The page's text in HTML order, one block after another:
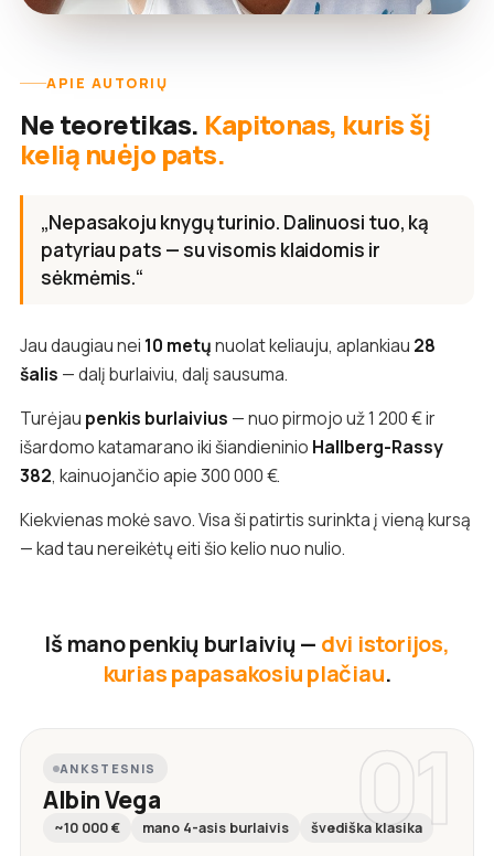
APIE AUTORIŲ
Ne teoretikas. Kapitonas, kuris šį
kelią nuėjo pats.
„Nepasakoju knygų turinio. Dalinuosi tuo, ką
patyriau pats — su visomis klaidomis ir
sėkmėmis.“
Jau daugiau nei 10 metųnuolat keliauju, aplankiau 28
šalis — dalį burlaiviu, dalį sausuma.
Turėjau penkis burlaivius — nuo pirmojo už 1 200 € ir
išardomo katamarano iki šiandieninio Hallberg-Rassy
382, kainuojančio apie 300 000 €.
Kiekvienas mokė savo. Visa ši patirtis surinkta į vieną kursą
— kad tau nereikėtų eiti šio kelio nuo nulio.
Iš mano penkių burlaivių — dvi istorijos,
kurias papasakosiu plačiau.
01
ANKSTESNIS
Albin Vega
~10 000 € mano 4-asis burlaivis švediška klasika